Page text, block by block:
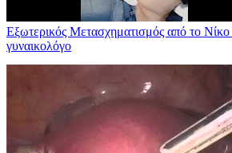
Εξωτερικός Μετασχηματισμός από το
γυναικολόγο